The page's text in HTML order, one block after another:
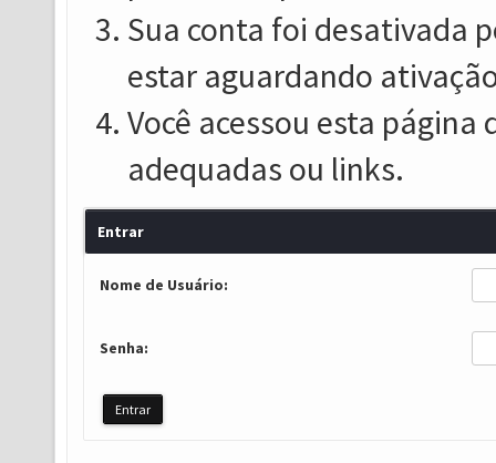
Sua conta foi desativada
estar aguardando
Você acessou esta
adequadas ou links.
Entrar
Nome de Usuário:
Senha: